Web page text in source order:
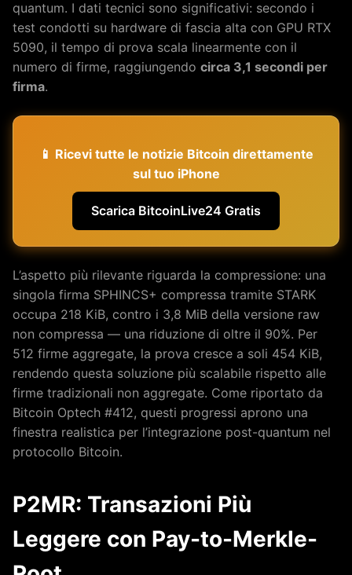
quantum. I dati tecnici sono significativi: secondo i
test condotti su hardware di fascia alta con GPU RTX
5090, il tempo di prova scala linearmente con il
numero di firme, raggiungendo circa 3,1 secondi per
firma.
📱 Ricevi tutte le notizie Bitcoin direttamente
sul tuo iPhone
Scarica BitcoinLive24 Gratis
L’aspetto più rilevante riguarda la compressione: una
singola firma SPHINCS+ compressa tramite STARK
occupa 218 KiB, contro i 3,8 MiB della versione raw
non compressa — una riduzione di oltre il 90%. Per
512 firme aggregate, la prova cresce a soli 454 KiB,
rendendo questa soluzione più scalabile rispetto alle
firme tradizionali non aggregate. Come riportato da
Bitcoin Optech #412, questi progressi aprono una
finestra realistica per l’integrazione post-quantum nel
protocollo Bitcoin.
P2MR: Transazioni Più
Leggere con Pay-to-Merkle-